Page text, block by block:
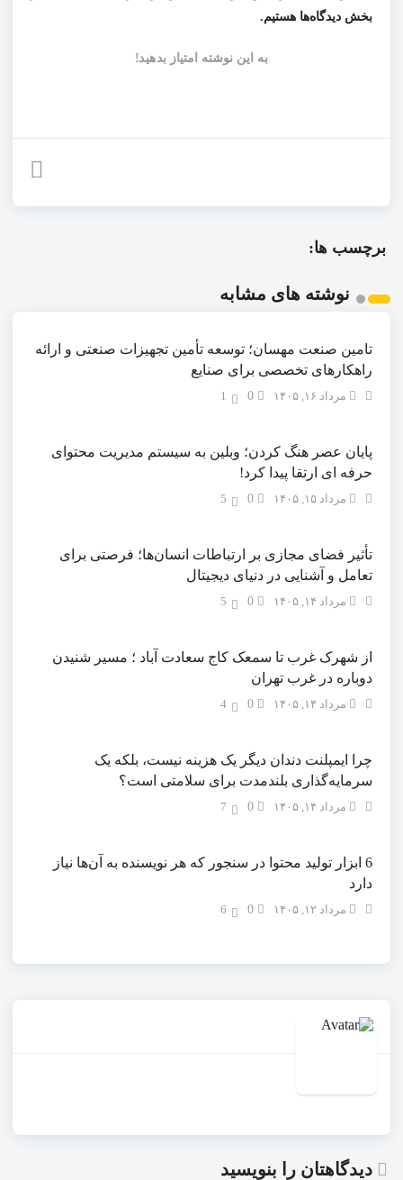
بخش دیدگاه‌ها هستیم.
به این نوشته امتیاز بدهید!
برچسب ها:
نوشته های مشابه
تامین صنعت مهسان؛ توسعه تأمین تجهیزات صنعتی و ارائه
راهکارهای تخصصی برای صنایع
مرداد ۱۶, ۱۴۰۵ 1
پایان عصر هنگ کردن؛ وبلین به سیستم مدیریت محتوای
حرفه ای ارتقا پیدا کرد!
مرداد ۱۵, ۱۴۰۵ 5
تأثیر فضای مجازی بر ارتباطات انسان‌ها؛ فرصتی برای
تعامل و آشنایی در دنیای دیجیتال
مرداد ۱۴, ۱۴۰۵ 5
از شهرک غرب تا سمعک کاج سعادت آباد ؛ مسیر شنیدن
دوباره در غرب تهران
مرداد ۱۴, ۱۴۰۵ 4
چرا ایمپلنت دندان دیگر یک هزینه نیست، بلکه یک
سرمایه‌گذاری بلندمدت برای سلامتی است؟
مرداد ۱۴, ۱۴۰۵ 7
6 ابزار تولید محتوا در سنجور که هر نویسنده به آن‌ها نیاز
دارد
مرداد ۱۲, ۱۴۰۵ 6
دیدگاهتان را بنویسید